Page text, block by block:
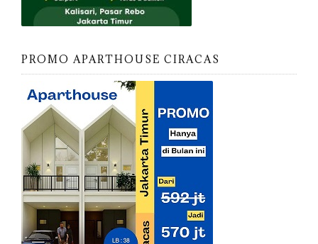
PROMO APARTHOUSE CIRACAS